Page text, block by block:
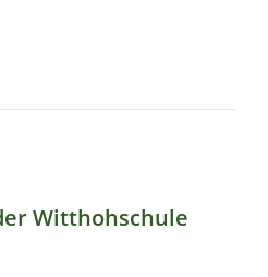
Witthohschule